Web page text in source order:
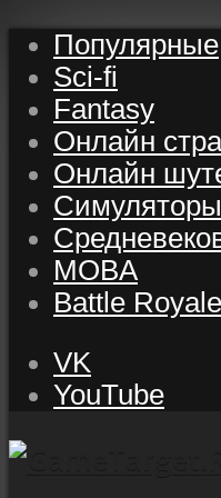
Популярные
Sci-fi
Fantasy
Онлайн
Онлайн
Симуляторы
MOBA
Battle Royale
VK
YouTube